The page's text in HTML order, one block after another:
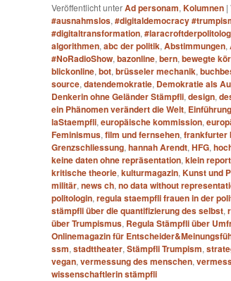
Veröffentlicht unterAd personam, Kolumnen |
#ausnahmslos, #digitaldemocracy
#digitaltransformation,
algorithmen, abc der politik, Abstimmungen,
#NoRadioShow, bazonline, bern, bewegte
blickonline, bot, brüsseler mechanik,
source, datendemokratie, Demokratie als
Denkerin ohne Geländer Stämpfli, design,
ein Phänomen verändert die Welt,
laStaempfli, europäische kommission,
Feminismus, film und fernsehen, frankfurter
Grenzschliessung, hannah Arendt, HFG,
keine daten ohne repräsentation, klein report
kritische theorie, kulturmagazin, Kunst und
militär, news ch, no data without
politologin, regula staempfli frauen in der
stämpfli über die quantifizierung des selbst,
über Trumpismus, Regula Stämpfli über
Onlinemagazin für
ssm, stadttheater, Stämpfli Trumpism,
vegan, vermessung des menschen,
wissenschaftlerin stämpfli